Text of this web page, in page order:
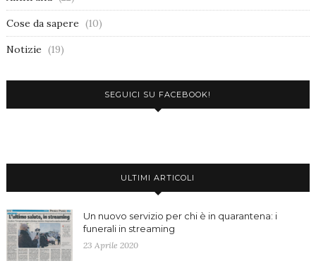
Cose da sapere (10)
Notizie (19)
SEGUICI SU FACEBOOK!
ULTIMI ARTICOLI
Un nuovo servizio per chi è in quarantena: i
funerali in streaming
23 Aprile 2020